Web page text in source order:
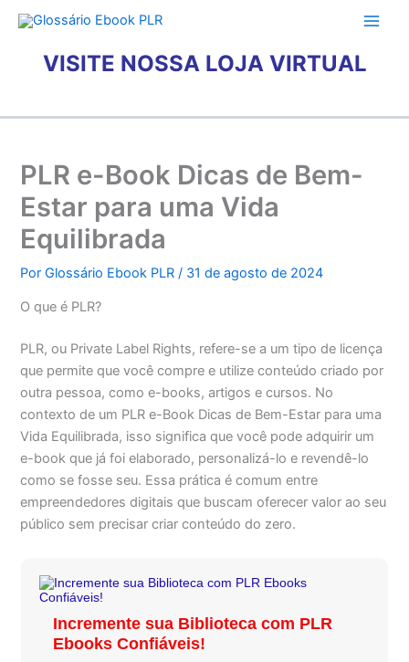
para
conteúdoVISITE NOSSA LOJA VIRTUAL
PLR e-Book Dicas de Bem-
Estar para uma Vida
Equilibrada
PorGlossário Ebook PLR/ 31 de agosto de 2024
O que é PLR?
PLR, ou Private Label Rights, refere-se a um tipo de licença
que permite que você compre e utilize conteúdo criado por
outra pessoa, como e-books, artigos e cursos. No
contexto de um PLR e-Book Dicas de Bem-Estar para uma
Vida Equilibrada, isso significa que você pode adquirir um
e-book que já foi elaborado, personalizá-lo e revendê-lo
como se fosse seu. Essa prática é comum entre
empreendedores digitais que buscam oferecer valor ao seu
público sem precisar criar conteúdo do zero.
Incremente sua Biblioteca com PLR
Ebooks Confiáveis!